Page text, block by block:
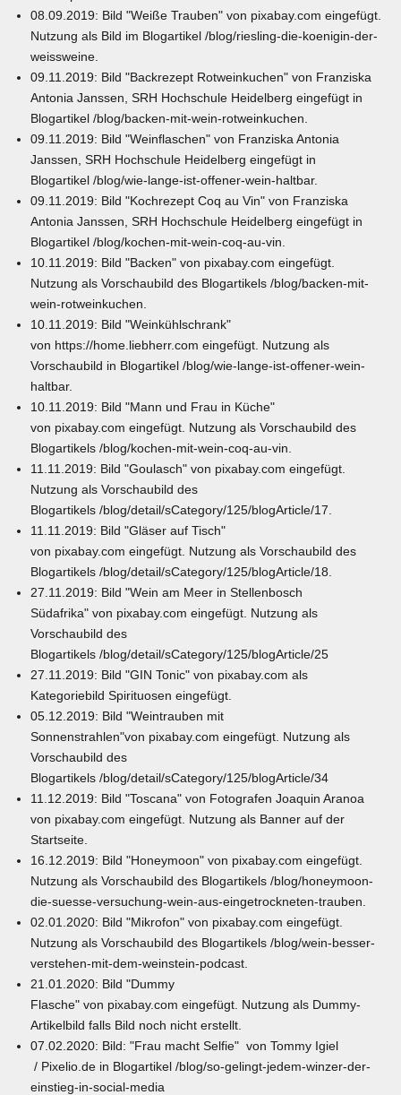
08.09.2019: Bild "Weiße Trauben" von pixabay.com eingefügt.
Nutzung als Bild im Blogartikel /blog/riesling-die-koenigin-der-
weissweine
09.11.2019: Bild "Backrezept Rotweinkuchen" von Franziska
Antonia Janssen, SRH Hochschule Heidelberg eingefügt in
Blogartikel /blog/backen-mit-wein-rotweinkuchen
09.11.2019: Bild "Weinflaschen" von Franziska Antonia
Janssen, SRH Hochschule Heidelberg eingefügt in
Blogartikel /blog/wie-lange-ist-offener-wein-haltbar.
09.11.2019: Bild "Kochrezept Coq au Vin" von Franziska
Antonia Janssen, SRH Hochschule Heidelberg eingefügt in
Blogartikel /blog/kochen-mit-wein-coq-au-vin
10.11.2019: Bild "Backen" von pixabay.com eingefügt.
Nutzung als Vorschaubild des Blogartikels /blog/backen-mit-
wein-rotweinkuchen
10.11.2019: Bild "Weinkühlschrank"
von https://home.liebherr.com eingefügt. Nutzung als
Vorschaubild in Blogartikel /blog/wie-lange-ist-offener-wein-
haltbar.
10.11.2019: Bild "Mann und Frau in Küche"
von pixabay.com eingefügt. Nutzung als Vorschaubild des
Blogartikels /blog/kochen-mit-wein-coq-au-vin
11.11.2019: Bild "Goulasch" von pixabay.com eingefügt.
Nutzung als Vorschaubild des
Blogartikels /blog/detail/sCategory/125/blogArticle/17
11.11.2019: Bild "Gläser auf Tisch"
von pixabay.com eingefügt. Nutzung als Vorschaubild des
Blogartikels /blog/detail/sCategory/125/blogArticle/18
27.11.2019: Bild "Wein am Meer in Stellenbosch
Südafrika" von pixabay.com eingefügt. Nutzung als
Vorschaubild des
Blogartikels /blog/detail/sCategory/125/blogArticle/25
27.11.2019: Bild "GIN Tonic" von pixabay.com als
Kategoriebild Spirituosen eingefügt.
05.12.2019: Bild "Weintrauben mit
Sonnenstrahlen"von pixabay.com eingefügt. Nutzung als
Vorschaubild des
Blogartikels /blog/detail/sCategory/125/blogArticle/34
11.12.2019: Bild "Toscana" von Fotografen Joaquin Aranoa
von pixabay.com eingefügt. Nutzung als Banner auf der
Startseite.
16.12.2019: Bild "Honeymoon" von pixabay.com eingefügt.
Nutzung als Vorschaubild des Blogartikels /blog/honeymoon-
die-suesse-versuchung-wein-aus-eingetrockneten-trauben
02.01.2020: Bild "Mikrofon" von pixabay.com eingefügt.
Nutzung als Vorschaubild des Blogartikels /blog/wein-besser-
verstehen-mit-dem-weinstein-podcast
21.01.2020: Bild "Dummy
Flasche" von pixabay.com eingefügt. Nutzung als Dummy-
Artikelbild falls Bild noch nicht erstellt.
07.02.2020: Bild: "Frau macht Selfie" von Tommy Igiel
/ Pixelio.de in Blogartikel /blog/so-gelingt-jedem-winzer-der-
einstieg-in-social-media